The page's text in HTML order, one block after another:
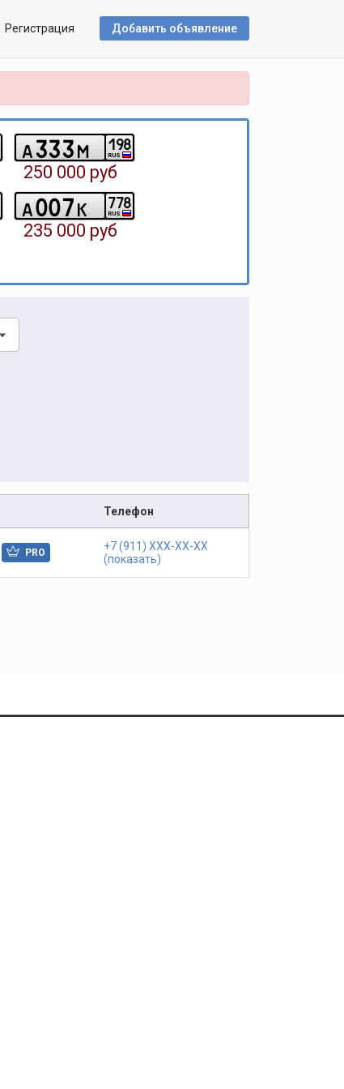
Регистрация Добавить объявлениe
a333m RUS
198
250 000 руб
a007k RUS
778
235 000 руб
Телефон
PRO
+7 (911) XXX-XX-XX
(показать)